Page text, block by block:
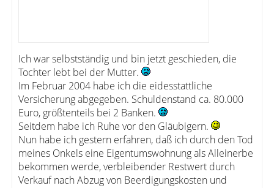
Ich war selbstständig und bin jetzt geschieden, die
Tochter lebt bei der Mutter.
Im Februar 2004 habe ich die eidesstattliche
Versicherung abgegeben. Schuldenstand ca. 80.000
Euro, größtenteils bei 2 Banken.
Seitdem habe ich Ruhe vor den Gläubigern.
Nun habe ich gestern erfahren, daß ich durch den Tod
meines Onkels eine Eigentumswohnung als Alleinerbe
bekommen werde, verbleibender Restwert durch
Verkauf nach Abzug von Beerdigungskosten und